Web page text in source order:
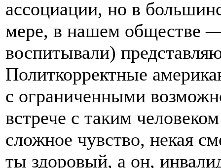
ассоциации, но в
мере, в нашем обществе
воспитывали)
Политкорректные
с ограниченными
встрече с таким
сложное чувство, некая
ты здоровый, а он,